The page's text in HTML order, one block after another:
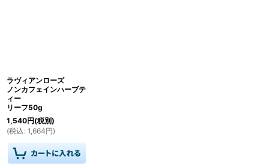
ラヴィアンローズ
ノンカフェインハーブテ
ィー
リーフ50g
1,540円(税別)
(税込 : 1,664円)